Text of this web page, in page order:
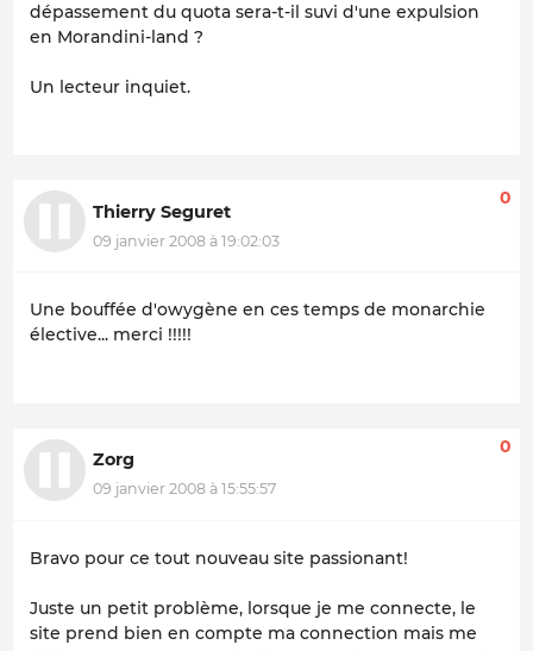
dépassement du quota sera-t-il suvi d'une expulsion
en Morandini-land ?
Un lecteur inquiet.
Thierry Seguret
09 janvier 2008 à 19:02:03
0
Une bouffée d'owygène en ces temps de monarchie
élective... merci !!!!!
Zorg
09 janvier 2008 à 15:55:57
0
Bravo pour ce tout nouveau site passionant!
Juste un petit problème, lorsque je me connecte, le
site prend bien en compte ma connection mais me